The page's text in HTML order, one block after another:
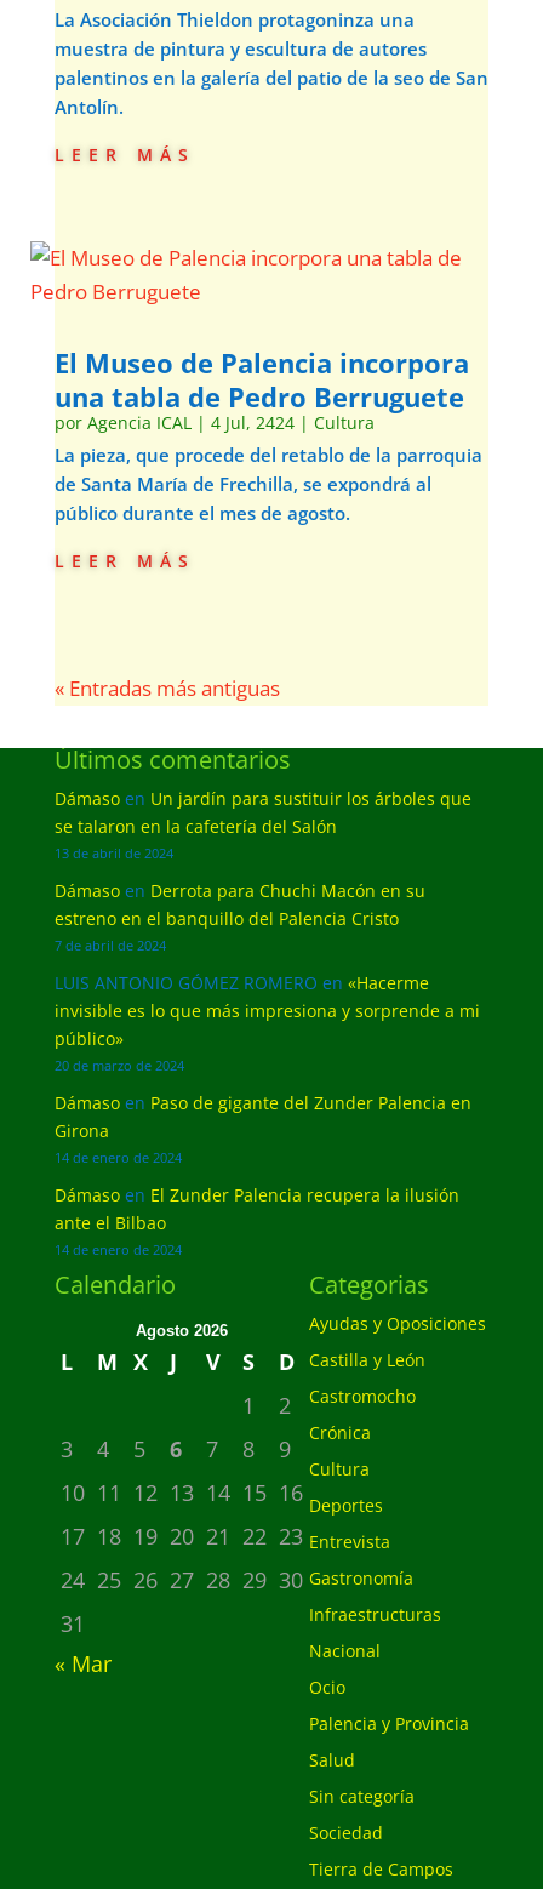
La Asociación Thieldon protagoninza una
muestra de pintura y escultura de autores
palentinos en la galería del patio de la seo de San
Antolín.
leer más
El Museo de Palencia incorpora
una tabla de Pedro Berruguete
por Agencia ICAL| 4 Jul, 2424| Cultura
La pieza, que procede del retablo de la parroquia
de Santa María de Frechilla, se expondrá al
público durante el mes de agosto.
leer más
« Entradas más antiguas
Últimos comentarios
Dámasoen Un jardín para sustituir los árboles que
se talaron en la cafetería del Salón
13 de abril de 2024
Dámasoen Derrota para Chuchi Macón en su
estreno en el banquillo del Palencia Cristo
7 de abril de 2024
LUIS ANTONIO GÓMEZ ROMERO en «Hacerme
invisible es lo que más impresiona y sorprende a mi
público»
20 de marzo de 2024
Dámasoen Paso de gigante del Zunder Palencia en
Girona
14 de enero de 2024
Dámasoen El Zunder Palencia recupera la ilusión
ante el Bilbao
14 de enero de 2024
Calendario
Agosto 2026
L M X J V S
D
1
2
3
4 5 6 7 8
9
10 11 12 13 14 15 16
17 18 19 20 21 22 23
24 25 26 27 28 29 30
31
« Mar
Categorias
Ayudas y Oposiciones
Castilla y León
Castromocho
Crónica
Cultura
Deportes
Entrevista
Gastronomía
Infraestructuras
Nacional
Ocio
Palencia y Provincia
Salud
Sin categoría
Sociedad
Tierra de Campos